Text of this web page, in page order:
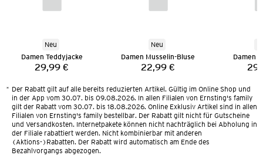
Neu
Damen Teddyjacke
Preis:
29,99 €
Neu
Damen Musselin-Bluse
Preis:
22,99 €
Damen
* Der Rabatt gilt auf alle bereits reduzierten Artikel. Gültig im Online Shop und
in der App vom 30.07. bis 09.08.2026. In allen Filialen von Ernsting's family
gilt der Rabatt vom 30.07. bis 18.08.2026. Online Exklusiv Artikel sind in allen
Filialen von Ernsting's family bestellbar. Der Rabatt gilt nicht für Gutscheine
und Versandkosten. Internetpakete können nicht nachträglich bei Abholung in
der Filiale rabattiert werden. Nicht kombinierbar mit anderen
(Aktions-)Rabatten. Der Rabatt wird automatisch am Ende des
Bezahlvorgangs abgezogen.